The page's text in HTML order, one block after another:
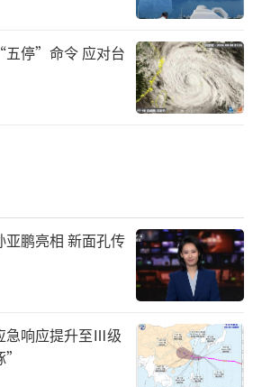
停”命令 应对台
鹏亮相 新面孔传
急响应提升至Ⅲ级